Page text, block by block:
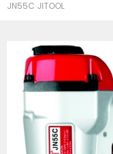
JN55C JITOOL